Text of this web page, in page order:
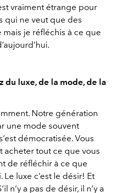
vraiment étrange pour
qui ne veut que des
je réfléchis à ce que
du luxe, de la mode, de la
Notre génération
une mode souvent
démocratisée. Vous
acheter tout ce que vous
de réfléchir à ce que
luxe c’est le désir! Et
n’y a pas de désir, il n’y a